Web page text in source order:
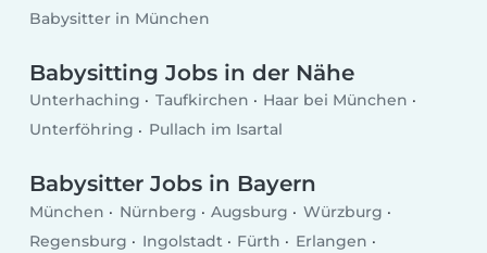
Babysitter in München
Babysitting Jobs in der Nähe
Unterhaching Taufkirchen
Haar bei München
Unterföhring
Pullach im Isartal
Babysitter Jobs in Bayern
München Nürnberg Augsburg
Würzburg
Regensburg
Ingolstadt Fürth
Erlangen